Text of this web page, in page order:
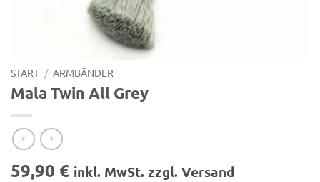
START / ARMBÄNDER
Mala Twin All Grey
59,90 € inkl. MwSt. zzgl. Versand